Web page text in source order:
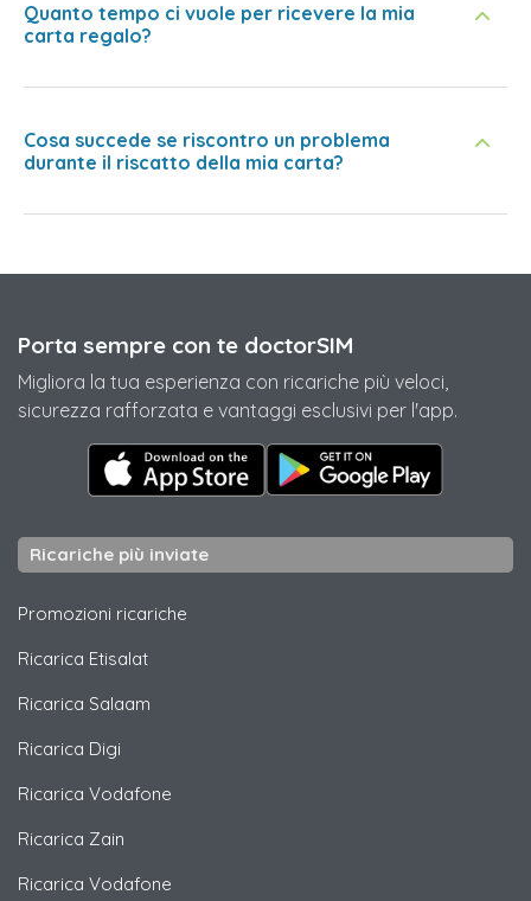
Quanto tempo ci vuole per ricevere la mia
carta regalo?
Cosa succede se riscontro un problema
durante il riscatto della mia carta?
Porta sempre con te doctorSIM
Migliora la tua esperienza con ricariche più veloci,
sicurezza rafforzata e vantaggi esclusivi per l'app.
Ricariche più inviate
Promozioni ricariche
Ricarica Etisalat
Ricarica Salaam
Ricarica Digi
Ricarica Vodafone
Ricarica Zain
Ricarica Vodafone